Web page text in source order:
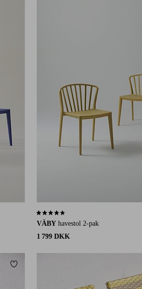
VÄBY havestol 2-pak
1 799 DKK
4,6 baseret på 109 bedømmelser
Tilføj til favoritter